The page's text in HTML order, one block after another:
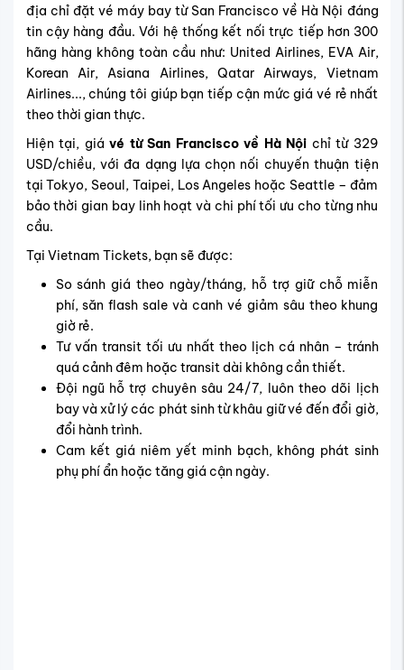
địa chỉ đặt vé máy bay từ San Francisco về Hà Nội đáng
tin cậy hàng đầu. Với hệ thống kết nối trực tiếp hơn 300
hãng hàng không toàn cầu như: United Airlines, EVA Air,
Korean Air, Asiana Airlines, Qatar Airways, Vietnam
Airlines..., chúng tôi giúp bạn tiếp cận mức giá vé rẻ nhất
theo thời gian thực.
Hiện tại, giá vé từ San Francisco về Hà Nội chỉ từ 329
USD/chiều, với đa dạng lựa chọn nối chuyến thuận tiện
tại Tokyo, Seoul, Taipei, Los Angeles hoặc Seattle – đảm
bảo thời gian bay linh hoạt và chi phí tối ưu cho từng nhu
cầu.
Tại Vietnam Tickets, bạn sẽ được:
So sánh giá theo ngày/tháng, hỗ trợ giữ chỗ miễn
phí, săn flash sale và canh vé giảm sâu theo khung
giờ rẻ.
Tư vấn transit tối ưu nhất theo lịch cá nhân – tránh
quá cảnh đêm hoặc transit dài không cần thiết.
Đội ngũ hỗ trợ chuyên sâu 24/7, luôn theo dõi lịch
bay và xử lý các phát sinh từ khâu giữ vé đến đổi giờ,
đổi hành trình.
Cam kết giá niêm yết minh bạch, không phát sinh
phụ phí ẩn hoặc tăng giá cận ngày.